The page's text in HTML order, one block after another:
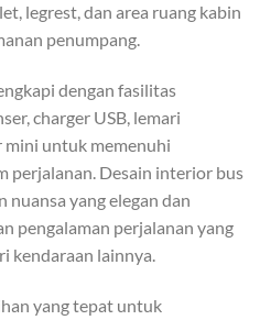
legrest, dan area ruang kabin
penumpang.
dengan fasilitas
charger USB, lemari
mini untuk memenuhi
perjalanan. Desain interior bus
yang elegan dan
pengalaman perjalanan yang
kendaraan lainnya.
yang tepat untuk